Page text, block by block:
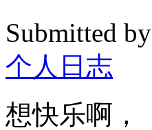
Submitted by
个人日志
想快乐啊，